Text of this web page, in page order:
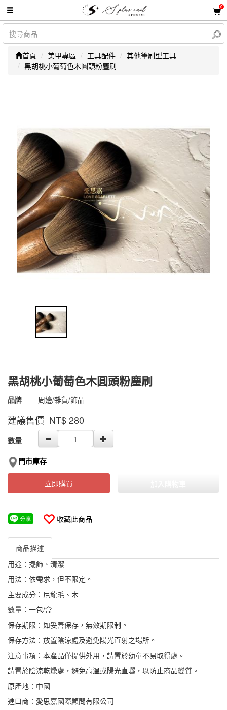
0
首頁 美甲專區 工具配件
其他筆刷型工具
黑胡桃小葡萄色木圓頭粉塵刷
黑胡桃小葡萄色木圓頭粉塵刷
商品代號 4500000002016
4500000002016
品牌 周邊/雜貨/飾品
建議售價 NT$280
GOODS000000000000001084376
數量
門市庫存
立即購買
收藏此商品
商品描述
用途：擺飾、清潔
用法：依需求，但不限定。
主要成分：尼龍毛、木
數量：一包/盒
保存期限：如妥善保存，無效期限制。
保存方法：放置陰涼處及避免陽光直射之場所。
注意事項：本產品僅提供外用，請置於幼童不易取得處。
請置於陰涼乾燥處，避免高溫或陽光直曬，以防止商品變質。
原產地：中國
進口商：愛思嘉國際顧問有限公司